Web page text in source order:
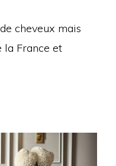
cheveux mais
la France et